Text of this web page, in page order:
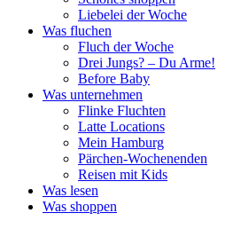
Liebelei der Woche
Was fluchen
Fluch der Woche
Drei Jungs? – Du Arme!
Before Baby
Was unternehmen
Flinke Fluchten
Latte Locations
Mein Hamburg
Pärchen-Wochenenden
Reisen mit Kids
Was lesen
Was shoppen